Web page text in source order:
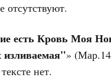
отсутствуют.
есть Кровь Моя
изливаемая"»
нет.